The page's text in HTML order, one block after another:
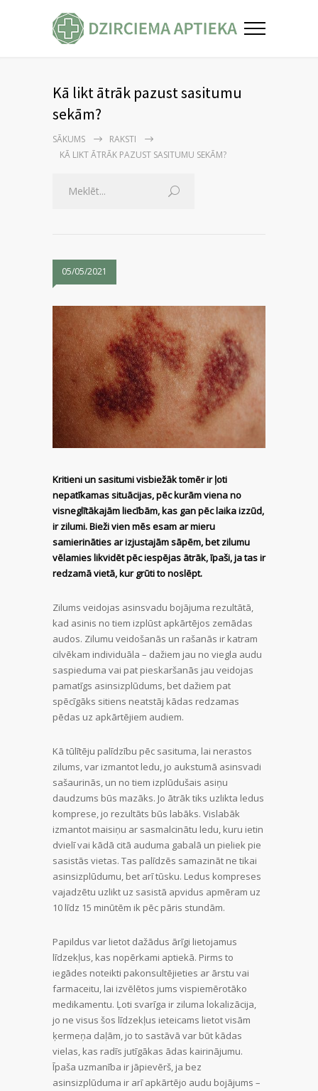
Kā likt ātrāk pazust sasitumu
sekām?
SĀKUMS
RAKSTI
KĀ LIKT ĀTRĀK PAZUST SASITUMU SEKĀM?
05/05/2021
Kritieni un sasitumi visbiežāk tomēr ir ļoti
nepatīkamas situācijas, pēc kurām viena no
visneglītākajām liecībām, kas gan pēc laika izzūd,
ir zilumi. Bieži vien mēs esam ar mieru
samierināties ar izjustajām sāpēm, bet zilumu
vēlamies likvidēt pēc iespējas ātrāk, īpaši, ja tas ir
redzamā vietā, kur grūti to noslēpt.
Zilums veidojas asinsvadu bojājuma rezultātā,
kad asinis no tiem izplūst apkārtējos zemādas
audos. Zilumu veidošanās un rašanās ir katram
cilvēkam individuāla – dažiem jau no viegla audu
saspieduma vai pat pieskaršanās jau veidojas
pamatīgs asinsizplūdums, bet dažiem pat
spēcīgāks sitiens neatstāj kādas redzamas
pēdas uz apkārtējiem audiem.
Kā tūlītēju palīdzību pēc sasituma, lai nerastos
zilums, var izmantot ledu, jo aukstumā asinsvadi
sašaurinās, un no tiem izplūdušais asiņu
daudzums būs mazāks. Jo ātrāk tiks uzlikta ledus
komprese, jo rezultāts būs labāks. Vislabāk
izmantot maisiņu ar sasmalcinātu ledu, kuru ietin
dvielī vai kādā citā auduma gabalā un pieliek pie
sasistās vietas. Tas palīdzēs samazināt ne tikai
asinsizplūdumu, bet arī tūsku. Ledus kompreses
vajadzētu uzlikt uz sasistā apvidus apmēram uz
10 līdz 15 minūtēm ik pēc pāris stundām.
Papildus var lietot dažādus ārīgi lietojamus
līdzekļus, kas nopērkami aptiekā. Pirms to
iegādes noteikti pakonsultējieties ar ārstu vai
farmaceitu, lai izvēlētos jums vispiemērotāko
medikamentu. Ļoti svarīga ir ziluma lokalizācija,
jo ne visus šos līdzekļus ieteicams lietot visām
ķermeņa daļām, jo to sastāvā var būt kādas
vielas, kas radīs jutīgākas ādas kairinājumu.
Īpaša uzmanība ir jāpievērš, ja bez
asinsizplūduma ir arī apkārtējo audu bojājums –